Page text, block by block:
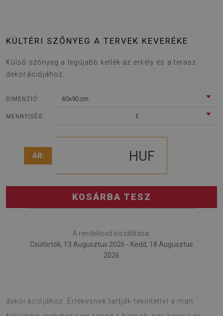
KÜLTÉRI SZŐNYEG A TERVEK KEVERÉKE
Külső szőnyeg a legújabb kellék az erkély és a terasz
dekorációjához.
DIMENZIÓ: 60x90 cm
MENNYISÉG: 1
ÁR: HUF
KOSÁRBA TESZ
A rendelésed kiszállítása:
Csütörtök, 13 Augusztus 2026 - Kedd, 18 Augusztus
2026
dekorációjához. Értékesnek tartják tekintettel a matt